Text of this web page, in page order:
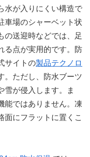
水が入りにくい構造で
車場のシャーベット状
の送迎時などでは、足
る点が実用的です。防
サイトの製品テクノロ
。ただし、防水ブーツ
雪が侵入します。ま
能ではありません。凍
面にフラットに置くこ